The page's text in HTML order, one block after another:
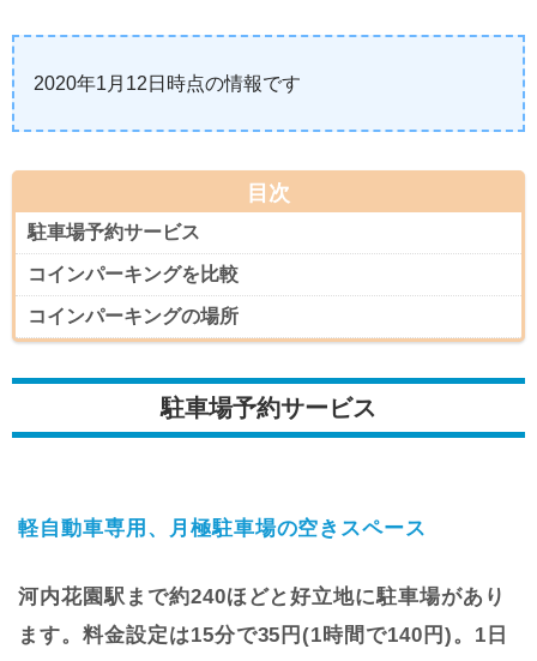
2020年1月12日時点の情報です
目次
駐車場予約サービス
コインパーキングを比較
コインパーキングの場所
駐車場予約サービス
軽自動車専用、月極駐車場の空きスペース
河内花園駅まで約240ほどと好立地に駐車場があり
ます。料金設定は15分で35円(1時間で140円)。1日